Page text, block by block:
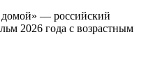
— российский
2026 года с возрастным